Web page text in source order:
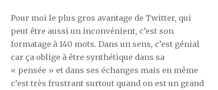
Pour moi le plus gros avantage de Twitter, qui
peut être aussi un inconvénient, c’est son
formatage à 140 mots. Dans un sens, c’est génial
car ça oblige à être synthétique dans sa
« pensée » et dans ses échanges mais en même
c’est très frustrant surtout quand on est un grand